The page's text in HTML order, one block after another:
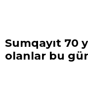
Sumqayıt 70
olanlar bu